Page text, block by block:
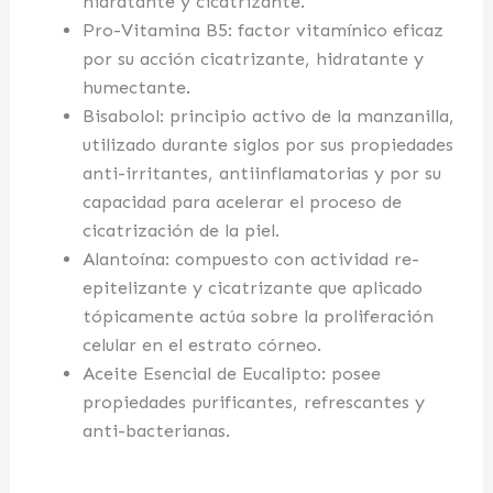
Pro-Vitamina B5: factor vitamínico eficaz
por su acción cicatrizante, hidratante y
humectante.
Bisabolol: principio activo de la manzanilla,
utilizado durante siglos por sus propiedades
anti-irritantes, antiinflamatorias y por su
capacidad para acelerar el proceso de
cicatrización de la piel.
Alantoína: compuesto con actividad re-
epitelizante y cicatrizante que aplicado
tópicamente actúa sobre la proliferación
celular en el estrato córneo.
Aceite Esencial de Eucalipto: posee
propiedades purificantes, refrescantes y
anti-bacterianas.